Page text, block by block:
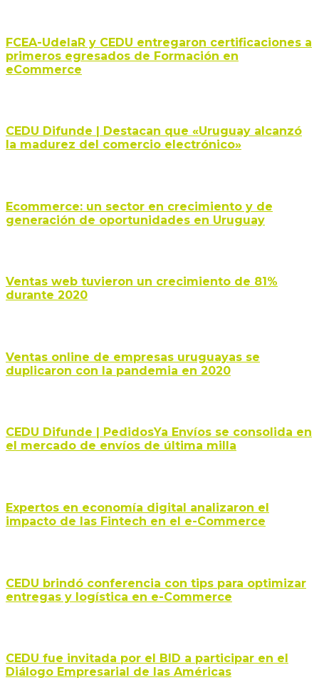
FCEA-UdelaR y CEDU entregaron certificaciones a
primeros egresados de Formación en
eCommerce
CEDU Difunde | Destacan que «Uruguay alcanzó
la madurez del comercio electrónico»
Ecommerce: un sector en crecimiento y de
generación de oportunidades en Uruguay
Ventas web tuvieron un crecimiento de 81%
durante 2020
Ventas online de empresas uruguayas se
duplicaron con la pandemia en 2020
CEDU Difunde | PedidosYa Envíos se consolida en
el mercado de envíos de última milla
Expertos en economía digital analizaron el
impacto de las Fintech en el e-Commerce
CEDU brindó conferencia con tips para optimizar
entregas y logística en e-Commerce
CEDU fue invitada por el BID a participar en el
Diálogo Empresarial de las Américas